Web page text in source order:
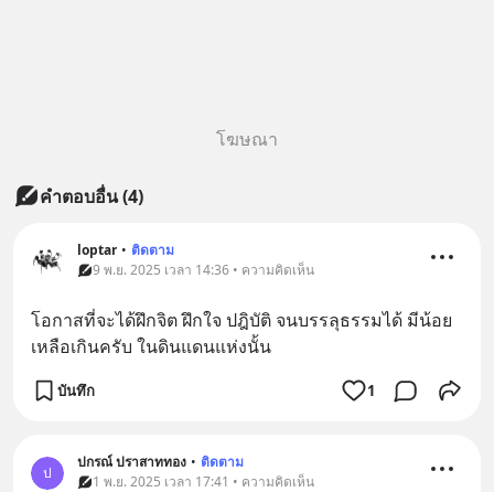
โฆษณา
คำตอบอื่น(4)
loptar • ติดตาม
9 พ.ย. 2025 เวลา 14:36 • ความคิดเห็น
โอกาสที่จะได้ฝึกจิต ฝึกใจ ปฎิบัติ จนบรรลุธรรมได้ มีน้อย
เหลือเกินครับ ในดินแดนแห่งนั้น
บันทึก 1
ป
ปกรณ์ ปราสาททอง • ติดตาม
1 พ.ย. 2025 เวลา 17:41 • ความคิดเห็น